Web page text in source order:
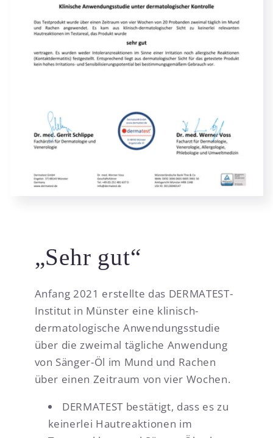
„Sehr gut“
Anfang 2021 erstellte das DERMATEST-
Institut in Münster eine klinisch-
dermatologische Anwendungsstudie
über die zweimal tägliche Anwendung
von Sänger-Öl im Mund und Rachen
über einen Zeitraum von vier Wochen.
DERMATEST bestätigt, dass es zu
keinerlei Hautreaktionen im